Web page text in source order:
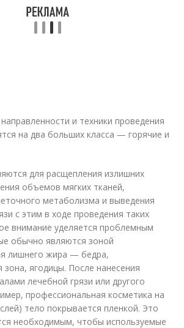
и техники проведения
на два больших класса — горячие и
для расщепления излишних
объемов мягких тканей,
метаболизма и выведения
с этим в ходе проведения таких
внимание уделяется проблемным
обычно являются зоной
лишнего жира — бедра,
зона, ягодицы. После нанесения
лечебной грязи или другого
профессиональная косметика на
тело покрывается пленкой. Это
необходимым, чтобы используемые